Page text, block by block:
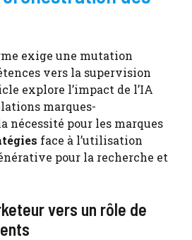
exige une mutation
vers la supervision
explore l’impact de l’IA
marques-
nécessité pour les marques
face à l’utilisation
pour la recherche et
vers un rôle de